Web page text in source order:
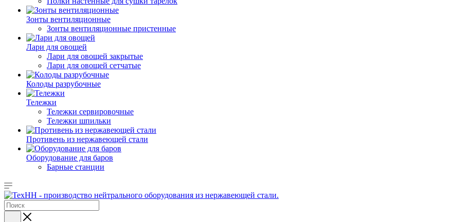
Зонты вентиляционные
Зонты вентиляционные пристенные
Лари для овощей
Лари для овощей закрытые
Лари для овощей сетчатые
Колоды разрубочные
Тележки
Тележки сервировочные
Тележки шпильки
Противень из нержавеющей стали
Оборудование для баров
Барные станции